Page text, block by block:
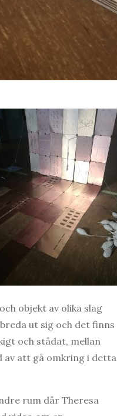
objekt av olika slag
ut sig och det finns
och städat, mellan
av att gå omkring i detta
rum där Theresa